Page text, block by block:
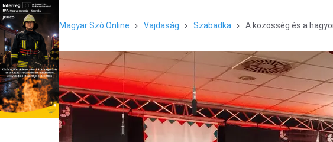
Magyar Szó Online Vajdaság Szabadka A közösség és a